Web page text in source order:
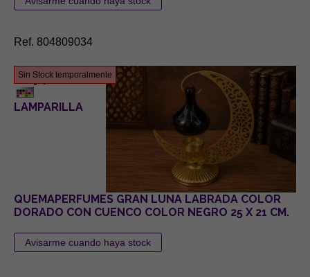
Ref. 804809034
Sin Stock temporalmente
7,80 €
LAMPARILLA
QUEMAPERFUMES GRAN LUNA LABRADA COLOR
DORADO CON CUENCO COLOR NEGRO 25 X 21 CM.